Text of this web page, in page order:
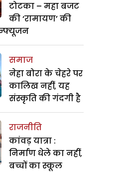
टोटका – महा बजट
की ‘रामायण’ की
समाज
नेहा बोरा के चेहरे पर
कालिख नहीं, यह
संस्कृति की गंदगी है
राजनीति
कांवड़ यात्रा :
निर्माण धेले का नहीं,
बच्चों का स्कूल